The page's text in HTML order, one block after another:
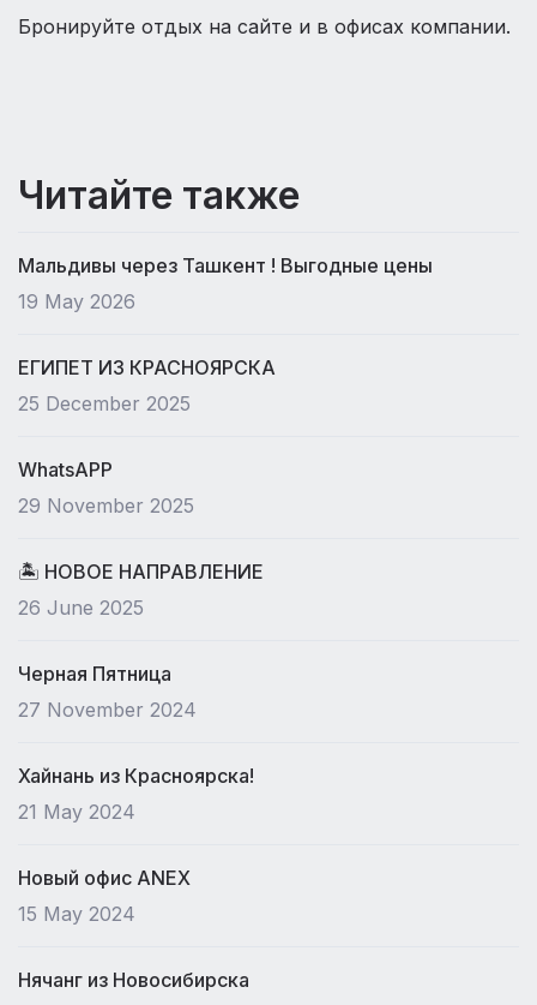
Бронируйте отдых на сайте и в офисах компании.
Читайте также
Мальдивы через Ташкент ! Выгодные цены
19 May 2026
ЕГИПЕТ ИЗ КРАСНОЯРСКА
25 December 2025
WhatsAPP
29 November 2025
🏝 НОВОЕ НАПРАВЛЕНИЕ
26 June 2025
Черная Пятница
27 November 2024
Хайнань из Красноярска!
21 May 2024
Новый офис ANEX
15 May 2024
Нячанг из Новосибирска